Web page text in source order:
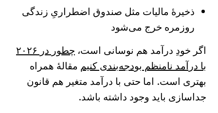
ذخیرهٔ مالیات مثل صندوق اضطراریِ زندگی
روزمره خرج می‌شود
اگر خودِ درآمد هم نوسانی است،
چطور در ۲۰۲۶
با درآمد نامنظم بودجه‌بندی کنیم مقالهٔ همراه
بهتری است. اما حتی با درآمد متغیر هم قانون
جداسازی باید وجود داشته باشد.